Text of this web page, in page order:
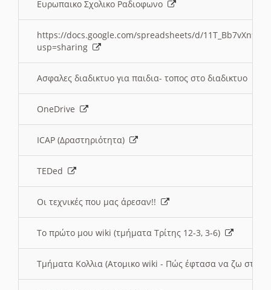
Ευρωπαικο Σχολικο Ραδιοφωνο
https://docs.google.com/spreadsheets/d/
usp=sharing
Ασφαλες διαδικτυο για παιδια- τοπος στο διαδικτυο
OneDrive
ICAP (Δραστηριότητα)
TEDed
Οι τεχνικές που μας άρεσαν!!
Το πρώτο μου wiki (τμήματα Τρίτης 12-3, 3-6)
Τμήματα Κολλια (Ατομικο wiki - Πώς έφτασα να ζω στην